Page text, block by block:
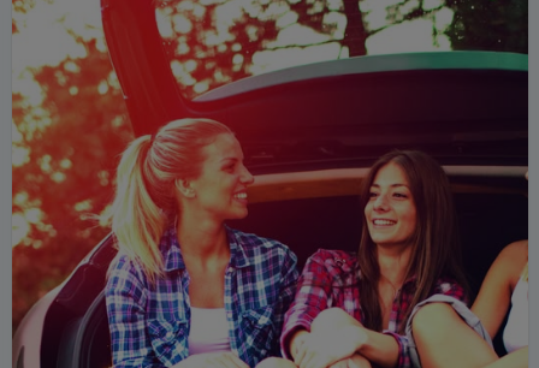
erfahrenen Guides erkunden